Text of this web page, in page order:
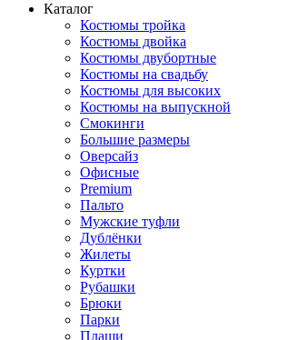
Каталог
Костюмы тройка
Костюмы двойка
Костюмы двубортные
Костюмы на свадьбу
Костюмы для высоких
Костюмы на выпускной
Смокинги
Большие размеры
Оверсайз
Офисные
Premium
Пальто
Мужские туфли
Дублёнки
Жилеты
Куртки
Рубашки
Брюки
Парки
Плащи